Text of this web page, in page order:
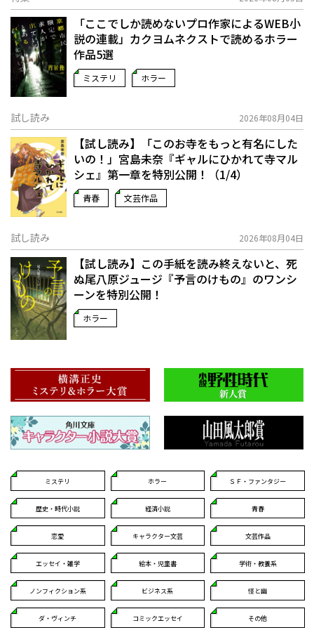
「ここでしか読めないプロ作家によるWEB小
説の連載」――カクヨムネクストで読めるホラー
作品5選
ミステリ ホラー
試し読み 2026年08月04日
【試し読み】「このお寺をもっと有名にした
いの！」宮島未奈『ギャルにひかれて寺マル
シェ』第一章を特別公開！（1/4）
青春 文芸作品
試し読み 2026年08月04日
【試し読み】この手紙を読み終えないと、死
ぬ――尾八原ジュージ『予言のけもの』のワンシ
ーンを特別公開！
ホラー
ミステリ ホラー ＳＦ・ファンタジー
歴史・時代小説 経済小説 青春
恋愛 キャラクター文芸 文芸作品
エッセイ・雑学 絵本・児童書 学術・教養系
ノンフィクション系 ビジネス系 怪と幽
ダ・ヴィンチ コミックエッセイ その他